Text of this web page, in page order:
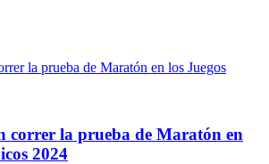
correr la prueba de Maratón en
2024